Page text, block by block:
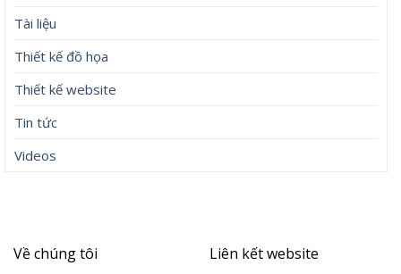
Tài liệu
Thiết kế đồ họa
Thiết kế website
Tin tức
Videos
Về chúng tôi Liên kết website